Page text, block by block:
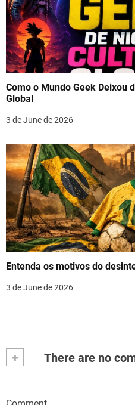
Como o Mundo Geek Deixou
Global
3 de June de 2026
Entenda os motivos do
3 de June de 2026
+ There are no